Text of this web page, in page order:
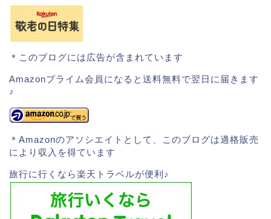
＊このブログには広告が含まれています
Amazonプライム会員になると送料無料で翌日に届きます
♪
＊Amazonのアソシエイトとして、このブログは適格販売
により収入を得ています
旅行に行くなら楽天トラベルが便利♪